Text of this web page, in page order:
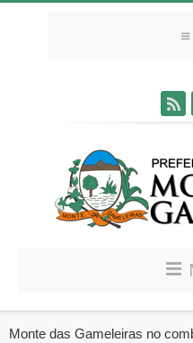
Monte das Gameleiras no